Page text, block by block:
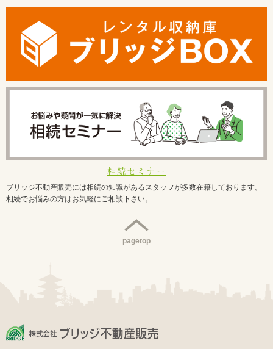
相続セミナー
ブリッジ不動産販売には相続の知識があるスタッフが多数在籍しております。
相続でお悩みの方はお気軽にご相談下さい。
pagetop